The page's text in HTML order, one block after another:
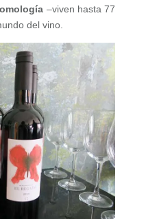
–viven hasta 77
del vino.